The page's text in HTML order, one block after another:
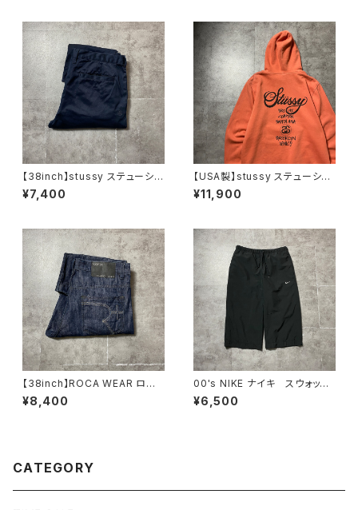
【38inch】stussy ステューシ
ー ジッパーフライ SSリン
ク 刺繍ロゴ ネイビー クロ
¥7,400
【USA製】stussy ステューシ
ー ワールドツアー バックプリ
ント オレンジ スウェット パ
¥11,900
【38inch】ROCA WEAR ロカ
ウェア ジッパーフライ 濃
紺 バギーデニムパンツ ジー
¥8,400
00's NIKE ナイキ スウォッシ
ュ 刺繍ロゴ クロップド丈
ブラック 黒 ナイロンショー
¥6,500
CATEGORY